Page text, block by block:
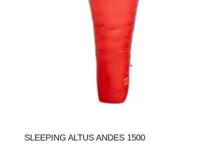
SLEEPING ALTUS ANDES 1500